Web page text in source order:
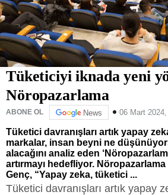
Tüketiciyi iknada yeni
Nöropazarlama
ABONE OL News 06 Mart
Tüketici davranışları artık yapay
markalar, insan beyni ne
alacağını analiz eden
artırmayı hedefliyor. Nöropazarlama
Genç, “Yapay zeka, tüketici ...
Tüketici davranışları artık yapay